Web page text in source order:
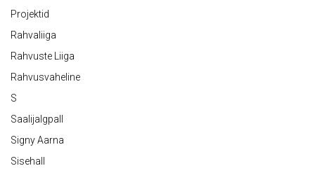
Projektid
Rahvaliiga
Rahvuste Liiga
Rahvusvaheline
S
Saalijalgpall
Signy Aarna
Sisehall